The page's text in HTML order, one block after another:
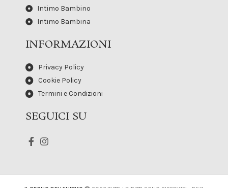
Intimo Bambino
Intimo Bambina
INFORMAZIONI
Privacy Policy
Cookie Policy
Termini e Condizioni
SEGUICI SU